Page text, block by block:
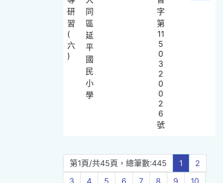
研
習
(
六
)
同
區
延
平
國
民
小
學
字
第
11
5
0
3
2
0
0
2
6
號
第1頁/共45頁，總筆數:445 1
2
3
4 5 6 7 8 9 10